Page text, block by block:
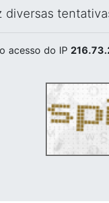
diversas
acesso do IP